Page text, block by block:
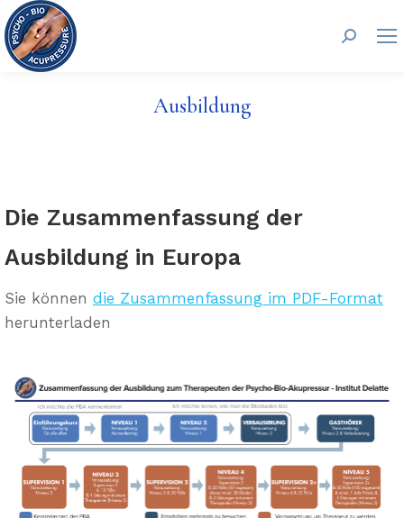
Search:
Ausbildung
Die Zusammenfassung der
Ausbildung in Europa
Sie können die Zusammenfassung im PDF-Format
herunterladen